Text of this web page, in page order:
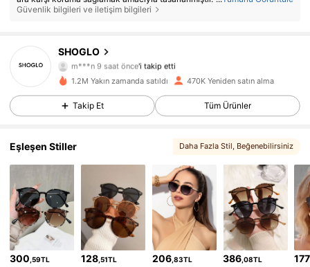
bakmak için uygun değildir. 3) Solaryum gibi yapay ışık kaynaklarına ka
Güvenlik bilgileri ve iletişim bilgileri
SHOGLO
4,86
67K Takipçiler
m***n 9 saat önce'i takip etti
4,86
67K Takipçiler
4,86 67K Takipçiler
4,86 67K Takipçiler
4,86 67K Takipçiler
1.2M Yakın zamanda satıldı 470K Yeniden satın alma
Takip Et Tüm Ürünler
Eşleşen Stiller Daha Fazla Stil, Beğenebilirsiniz
300 ,59TL 128 ,51TL 206,83TL 386 ,08TL 177